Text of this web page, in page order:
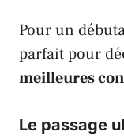
Pour un
parfait pour
meilleures
Le passage